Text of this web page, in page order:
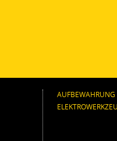
AUFBEWAHRUNG